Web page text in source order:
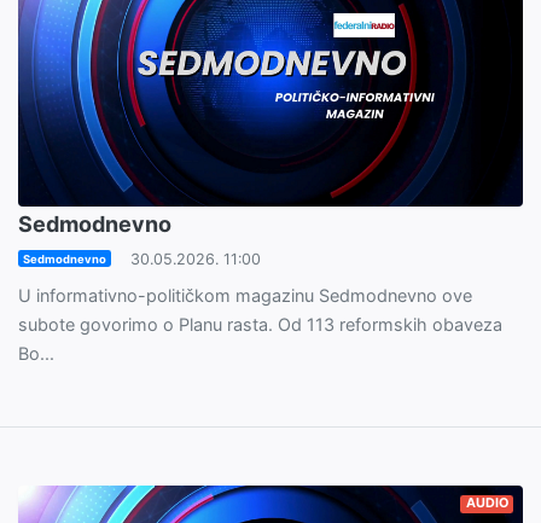
Sedmodnevno
Sedmodnevno 30.05.2026. 11:00
U informativno-političkom magazinu Sedmodnevno ove
subote govorimo o Planu rasta. Od 113 reformskih obaveza
Bo...
AUDIO